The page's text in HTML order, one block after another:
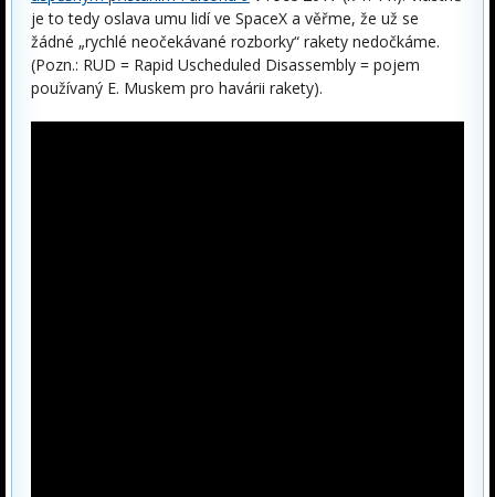
je to tedy oslava umu lidí ve SpaceX a věřme, že už se
žádné „rychlé neočekávané rozborky“ rakety nedočkáme.
(Pozn.: RUD = Rapid Uscheduled Disassembly = pojem
používaný E. Muskem pro havárii rakety).